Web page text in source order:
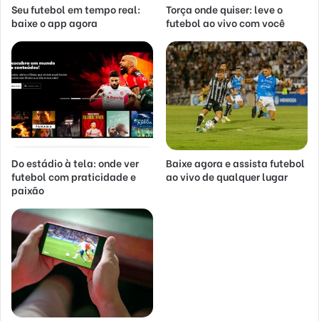
Seu futebol em tempo real:
baixe o app agora
Torça onde quiser: leve o
futebol ao vivo com você
Do estádio à tela: onde ver
futebol com praticidade e
paixão
Baixe agora e assista futebol
ao vivo de qualquer lugar